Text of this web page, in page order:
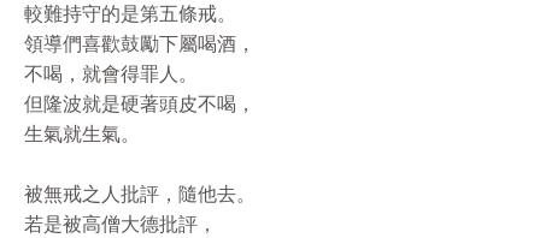
較難持守的是第五條戒。
領導們喜歡鼓勵下屬喝酒，
不喝，就會得罪人。
但隆波就是硬著頭皮不喝，
生氣就生氣。
被無戒之人批評，隨他去。
若是被高僧大德批評，